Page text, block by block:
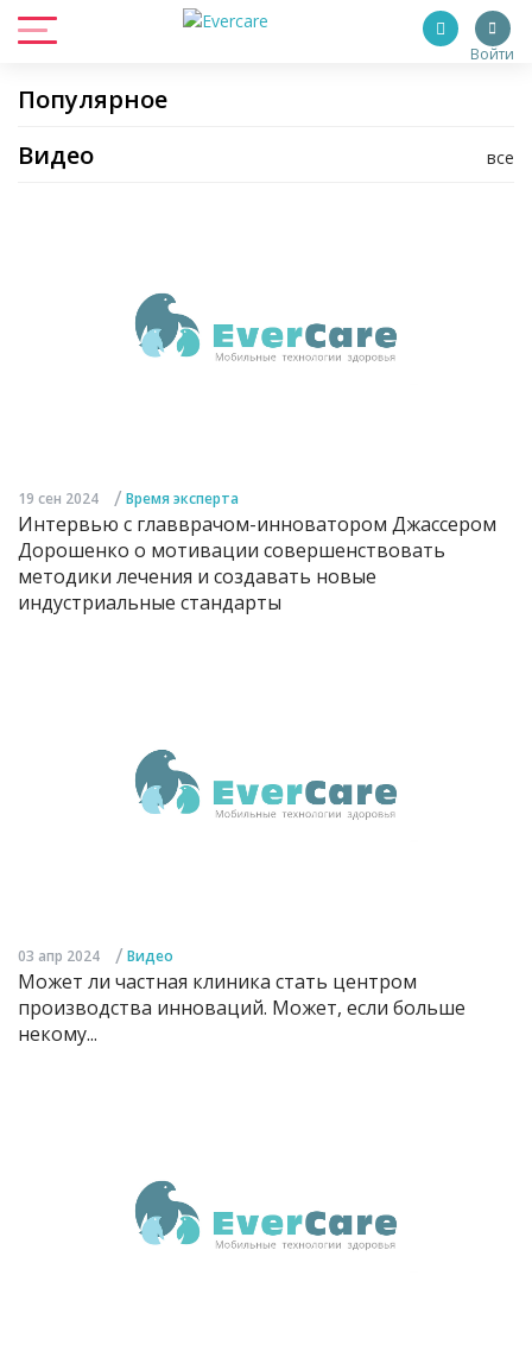
Войти
Популярное
все
Видео
19 сен 2024 / Время эксперта
Интервью с главврачом-инноватором Джассером
Дорошенко о мотивации совершенствовать
методики лечения и создавать новые
индустриальные стандарты
03 апр 2024 / Видео
Может ли частная клиника стать центром
производства инноваций. Может, если больше
некому...